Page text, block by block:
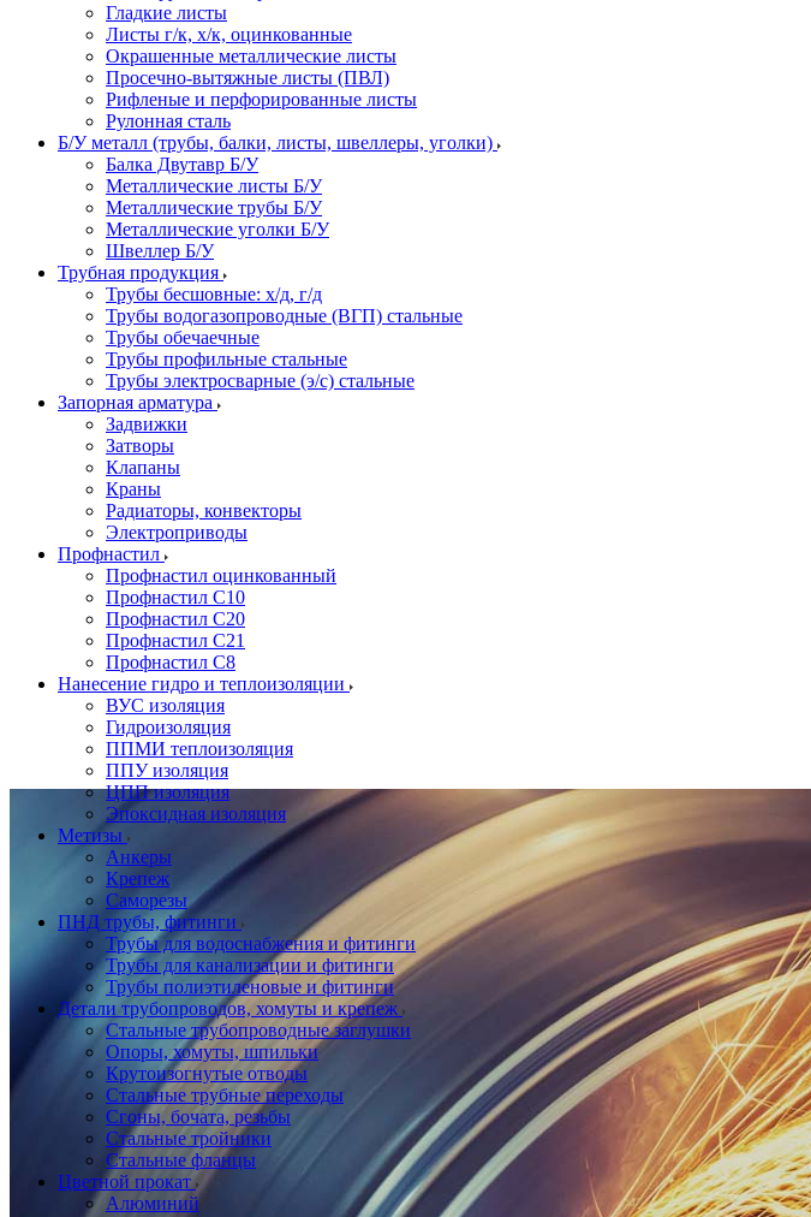
Гладкие листы
Листы г/к, х/к, оцинкованные
Окрашенные металлические листы
Просечно-вытяжные листы (ПВЛ)
Рифленые и перфорированные листы
Рулонная сталь
Б/У металл (трубы, балки, листы, швеллеры, уголки)
Балка Двутавр Б/У
Металлические листы Б/У
Металлические трубы Б/У
Металлические уголки Б/У
Швеллер Б/У
Трубная продукция
Трубы бесшовные: х/д, г/д
Трубы водогазопроводные (ВГП) стальные
Трубы обечаечные
Трубы профильные стальные
Трубы электросварные (э/с) стальные
Запорная арматура
Задвижки
Затворы
Клапаны
Краны
Радиаторы, конвекторы
Электроприводы
Профнастил
Профнастил оцинкованный
Профнастил С10
Профнастил С20
Профнастил С21
Профнастил С8
Нанесение гидро и теплоизоляции
ВУС изоляция
Гидроизоляция
ППМИ теплоизоляция
ППУ изоляция
ЦПП изоляция
Эпоксидная изоляция
Метизы
Анкеры
Крепеж
Саморезы
ПНД трубы, фитинги
Трубы для водоснабжения и фитинги
Трубы для канализации и фитинги
Трубы полиэтиленовые и фитинги
Детали трубопроводов, хомуты и крепеж
Стальные трубопроводные заглушки
Опоры, хомуты, шпильки
Крутоизогнутые отводы
Стальные трубные переходы
Сгоны, бочата, резьбы
Стальные тройники
Стальные фланцы
Цветной прокат
Алюминий